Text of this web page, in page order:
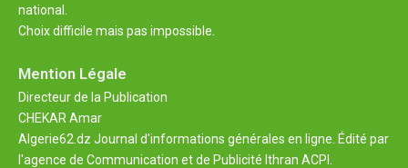
national.
Choix difficile mais pas impossible.
Mention Légale
Directeur de la Publication
CHEKAR Amar
Algerie62.dz Journal d'informations générales en ligne. Édité par
l'agence de Communication et de Publicité Ithran ACPI.